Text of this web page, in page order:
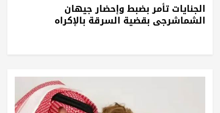
الجنايات تأمر بضبط وإحضار جيهان
الشماشرجى بقضية السرقة بالإكراه